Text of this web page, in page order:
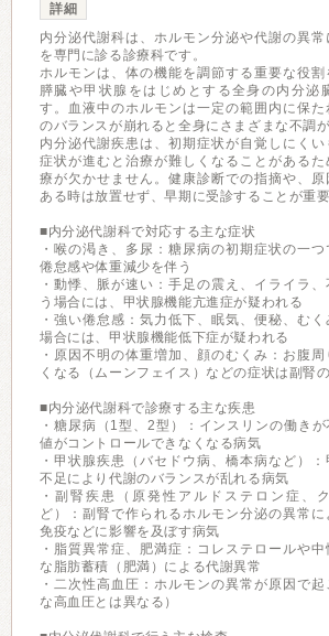
詳細
内分泌代謝科は、ホルモン分泌や代謝の異
を専門に診る診療科です。
ホルモンは、体の機能を調節する重要な役割
膵臓や甲状腺をはじめとする全身の内分泌
す。血液中のホルモンは一定の範囲内に保た
のバランスが崩れると全身にさまざまな不調が
内分泌代謝疾患は、初期症状が自覚しにくい
症状が進むと治療が難しくなることがある
療が欠かせません。健康診断での指摘や、
ある時は放置せず、早期に受診することが重要
■内分泌代謝科で対応する主な症状
・喉の渇き、多尿：糖尿病の初期症状の一
倦怠感や体重減少を伴う
・動悸、脈が速い：手足の震え、イライラ
う場合には、甲状腺機能亢進症が疑われる
・強い倦怠感：気力低下、眠気、便秘、むく
場合には、甲状腺機能低下症が疑われる
・原因不明の体重増加、顔のむくみ：お腹
くなる（ムーンフェイス）などの症状は副腎
■内分泌代謝科で診療する主な疾患
・糖尿病（1型、2型）：インスリンの働き
値がコントロールできなくなる病気
・甲状腺疾患（バセドウ病、橋本病など）
不足により代謝のバランスが乱れる病気
・副腎疾患（原発性アルドステロン症、
ど）：副腎で作られるホルモン分泌の異常に
免疫などに影響を及ぼす病気
・脂質異常症、肥満症：コレステロールや
な脂肪蓄積（肥満）による代謝異常
・二次性高血圧：ホルモンの異常が原因で
な高血圧とは異なる）